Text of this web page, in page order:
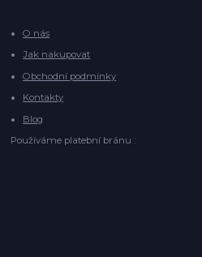
O nás
Jak nakupovat
Obchodní podmínky
Kontakty
Blog
Používáme platební bránu :